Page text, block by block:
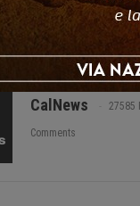
Guinness World Record
CalNews 27585
Comments